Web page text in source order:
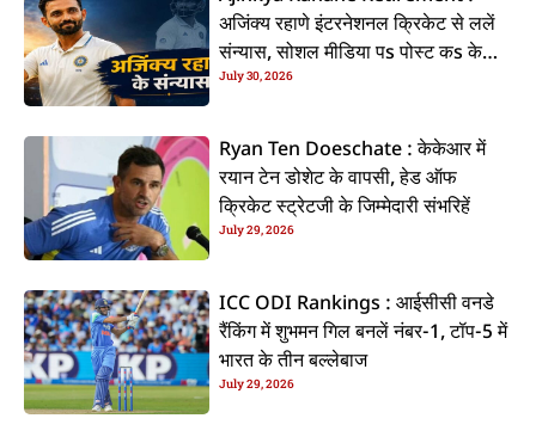
अजिंक्य रहाणे इंटरनेशनल क्रिकेट से ललें
संन्यास, सोशल मीडिया पs पोस्ट कs के
कइलें एलान
July 30, 2026
Ryan Ten Doeschate : केकेआर में
रयान टेन डोशेट के वापसी, हेड ऑफ
क्रिकेट स्ट्रेटजी के जिम्मेदारी संभरिहें
July 29, 2026
ICC ODI Rankings : आईसीसी वनडे
रैंकिंग में शुभमन गिल बनलें नंबर-1, टॉप-5 में
भारत के तीन बल्लेबाज
July 29, 2026